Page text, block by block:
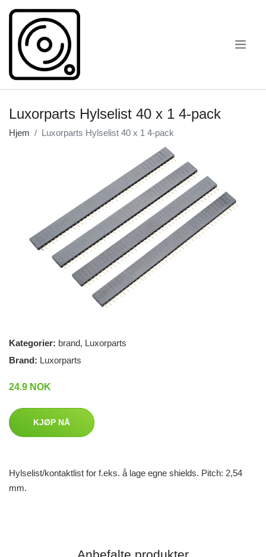
Luxorparts Hylselist 40 x 1 4-pack
Hjem Luxorparts Hylselist 40 x 1 4-pack
Kategorier: brand, Luxorparts
Brand: Luxorparts
24.9 NOK
KJØP NÅ
Hylselist/kontaktlist for f.eks. å lage egne shields. Pitch: 2,54
mm.
Anbefalte produkter